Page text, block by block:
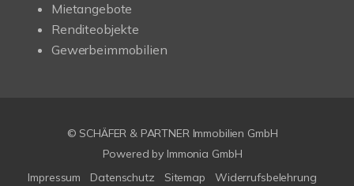
Mietangebote
Renditeobjekte
Gewerbeimmobilien
© SCHÄFER & PARTNER Immobilien GmbH
Powered by Immonia GmbH
Impressum
Datenschutz Sitemap Widerrufsbelehrung